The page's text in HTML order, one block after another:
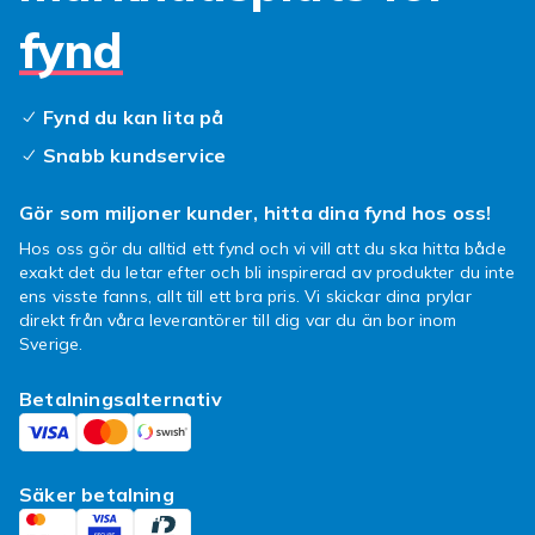
fynd
Fynd du kan lita på
Snabb kundservice
Gör som miljoner kunder, hitta dina fynd hos oss!
Hos oss gör du alltid ett fynd och vi vill att du ska hitta både
exakt det du letar efter och bli inspirerad av produkter du inte
ens visste fanns, allt till ett bra pris. Vi skickar dina prylar
direkt från våra leverantörer till dig var du än bor inom
Sverige.
Betalningsalternativ
Säker betalning